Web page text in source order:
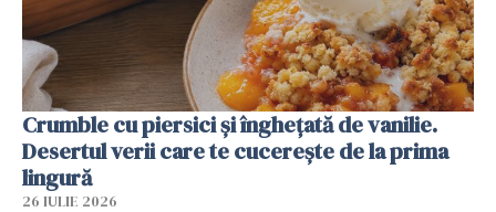
Crumble cu piersici și înghețată de vanilie.
Desertul verii care te cucerește de la prima
lingură
26 IULIE 2026